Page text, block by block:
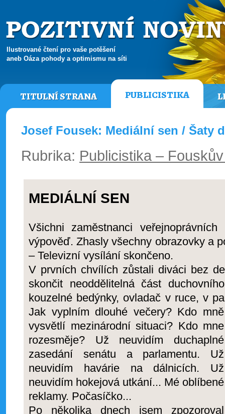
Ilustrované čtení pro vaše potěšení
aneb Oáza pohody a optimismu na síti
TITULNÍ STRANA PUBLICISTIKA
Josef Fousek: Mediální sen / Šaty
Rubrika: Publicistika –
MEDIÁLNÍ SEN
Všichni zaměstnanci
výpověď. Zhasly všechny obrazovky a
– Televizní vysílání skončeno.
V prvních chvílích zůstali diváci bez
skončit neoddělitelná část
kouzelné bedýnky, ovladač v ruce, v
Jak vyplním dlouhé večery? Kdo mně
vysvětlí mezinárodní situaci? Kdo mne
rozesměje? Už neuvidím duchaplné
zasedání senátu a parlamentu. Už
neuvidím havárie na dálnicích. Už
neuvidím hokejová utkání... Mé oblíbené
reklamy. Počasíčko...
Po několika dnech jsem zpozoroval